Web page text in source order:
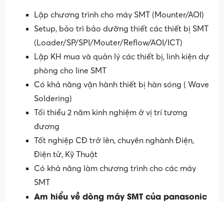
Lập chương trình cho máy SMT (Mounter/AOI)
Setup, bảo trì bảo dưỡng thiết các thiết bị SMT
(Loader/SP/SPI/Mouter/Reflow/AOI/ICT)
Lập KH mua và quản lý các thiết bị, linh kiện dự
phòng cho line SMT
Có khả năng vận hành thiết bị hàn sóng ( Wave
Soldering)
Tối thiểu 2 năm kinh nghiệm ở vị trí tương
đương
Tốt nghiệp CĐ trở lên, chuyên nghành Điện,
Điện tử, Kỹ Thuật
Có khả năng làm chương trình cho các máy
SMT
Am hiểu về dòng máy SMT của panasonic